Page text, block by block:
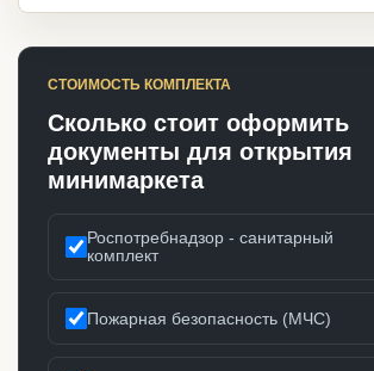
СТОИМОСТЬ КОМПЛЕКТА
Сколько стоит оформить
документы для открытия
минимаркета
Роспотребнадзор - санитарный
комплект
Пожарная безопасность (МЧС)